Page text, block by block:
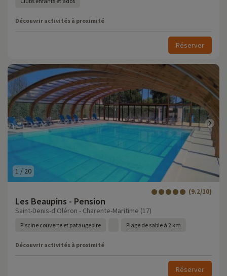
Découvrir activités à proximité
Réserver
1 / 20
Les Beaupins - Pension
(9.2/10)
Saint-Denis-d'Oléron - Charente-Maritime (17)
Piscine couverte et pataugeoire Plage de sable à 2 km
Découvrir activités à proximité
Réserver